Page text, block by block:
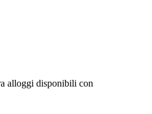
alloggi disponibili con